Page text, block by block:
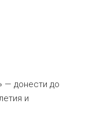
— донести до
и